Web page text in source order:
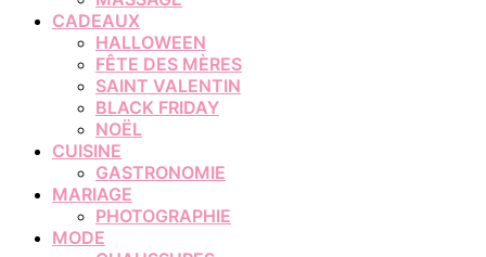
CADEAUX
HALLOWEEN
FÊTE DES MÈRES
SAINT VALENTIN
BLACK FRIDAY
NOËL
CUISINE
GASTRONOMIE
MARIAGE
PHOTOGRAPHIE
MODE